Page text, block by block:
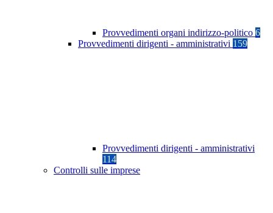
Provvedimenti organi indirizzo-politico 6
Provvedimenti dirigenti - amministrativi 159
Provvedimenti dirigenti - amministrativi
114
Controlli sulle imprese